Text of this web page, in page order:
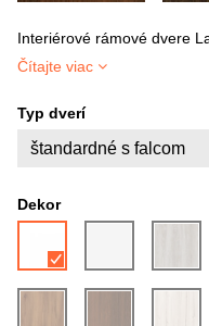
Interiérové rámové dvere
Čítajte viac
Typ dverí
Dekor